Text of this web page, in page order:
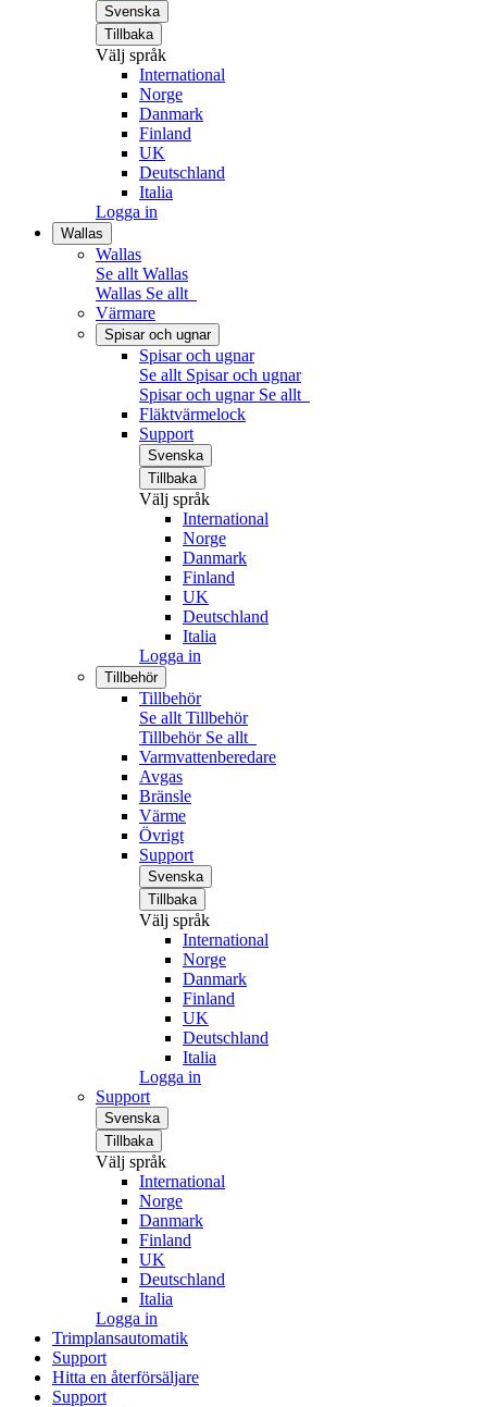
Svenska
Tillbaka
Välj språk
International
Norge
Danmark
Finland
UK
Deutschland
Italia
Logga in
Wallas
Wallas
Se allt Wallas
Wallas Se allt
Värmare
Spisar och ugnar
Spisar och ugnar
Se allt Spisar och ugnar
Spisar och ugnar Se allt
Fläktvärmelock
Support
Svenska
Tillbaka
Välj språk
International
Norge
Danmark
Finland
UK
Deutschland
Italia
Logga in
Tillbehör
Tillbehör
Se allt Tillbehör
Tillbehör Se allt
Varmvattenberedare
Avgas
Bränsle
Värme
Övrigt
Support
Svenska
Tillbaka
Välj språk
International
Norge
Danmark
Finland
UK
Deutschland
Italia
Logga in
Support
Svenska
Tillbaka
Välj språk
International
Norge
Danmark
Finland
UK
Deutschland
Italia
Logga in
Trimplansautomatik
Support
Hitta en återförsäljare
Support